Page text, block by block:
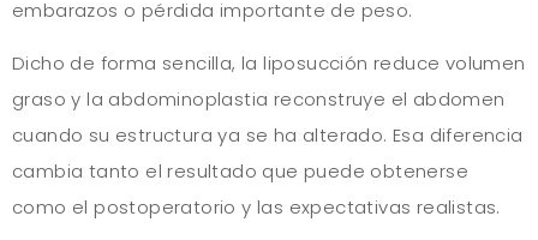
embarazos o pérdida importante de peso.
Dicho de forma sencilla, la liposucción reduce volumen
graso y la abdominoplastia reconstruye el abdomen
cuando su estructura ya se ha alterado. Esa diferencia
cambia tanto el resultado que puede obtenerse
como el postoperatorio y las expectativas realistas.